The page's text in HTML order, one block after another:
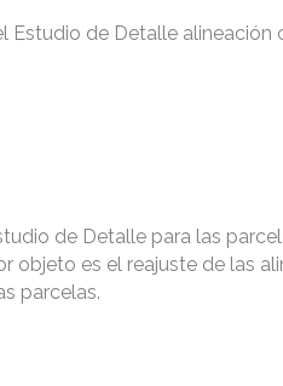
Estudio de Detalle
de Detalle para las
objeto es el reajuste de las
parcelas.